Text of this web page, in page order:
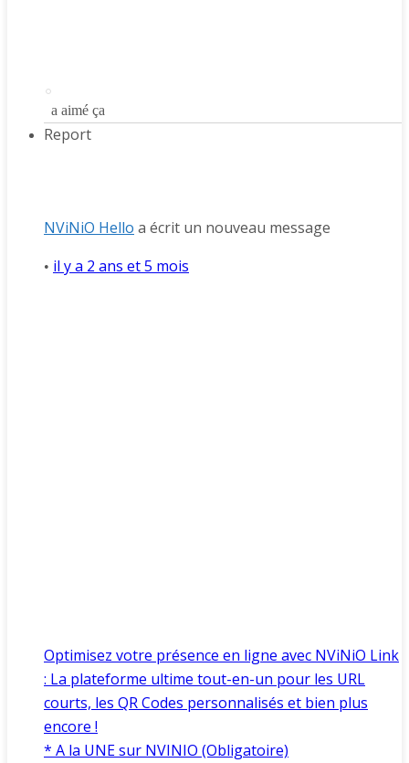
a aimé ça
Report
NViNiO Hello a écrit un nouveau message
• il y a 2 ans et 5 mois
Optimisez votre présence en ligne avec NViNiO Link
: La plateforme ultime tout-en-un pour les URL
courts, les QR Codes personnalisés et bien plus
encore !
* A la UNE sur NVINIO (Obligatoire)